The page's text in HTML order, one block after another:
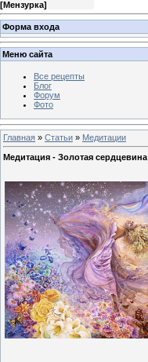
[Мензурка]
Форма входа
Меню сайта
Все рецепты
Блог
Форум
Фото
Главная » Статьи » Медитации
Медитация - Золотая сердцевина